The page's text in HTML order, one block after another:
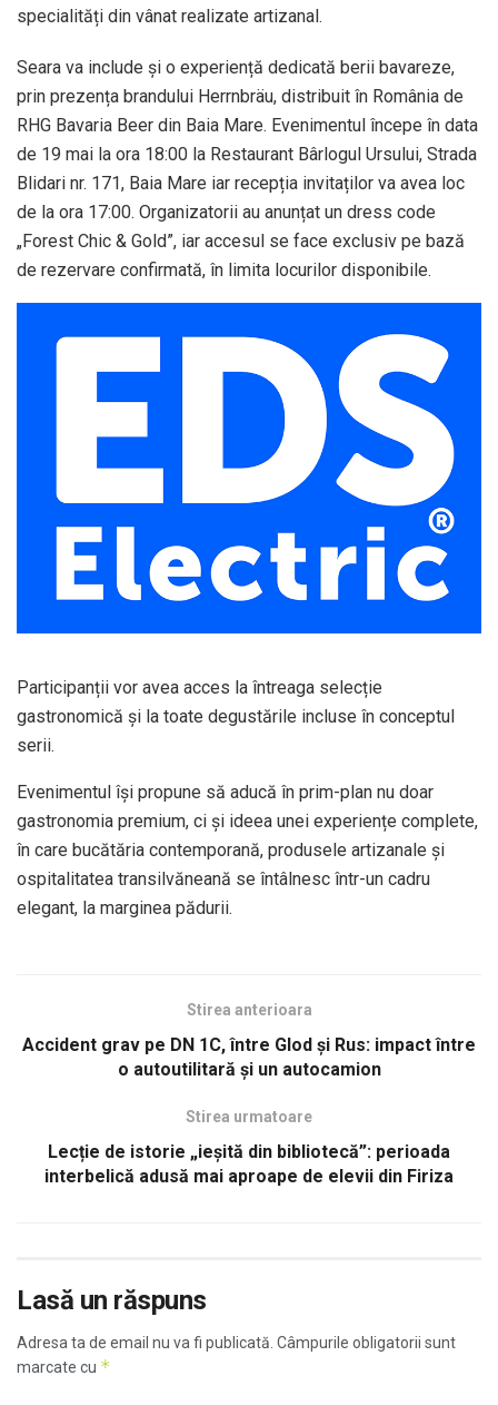
specialități din vânat realizate artizanal.
Seara va include și o experiență dedicată berii bavareze,
prin prezența brandului Herrnbräu, distribuit în România de
RHG Bavaria Beer din Baia Mare. Evenimentul începe în data
de 19 mai la ora 18:00 la Restaurant Bârlogul Ursului, Strada
Blidari nr. 171, Baia Mare iar recepția invitaților va avea loc
de la ora 17:00. Organizatorii au anunțat un dress code
„Forest Chic & Gold”, iar accesul se face exclusiv pe bază
de rezervare confirmată, în limita locurilor disponibile.
Participanții vor avea acces la întreaga selecție
gastronomică și la toate degustările incluse în conceptul
serii.
Evenimentul își propune să aducă în prim-plan nu doar
gastronomia premium, ci și ideea unei experiențe complete,
în care bucătăria contemporană, produsele artizanale și
ospitalitatea transilvăneană se întâlnesc într-un cadru
elegant, la marginea pădurii.
Stirea anterioara
Accident grav pe DN 1C, între Glod și Rus: impact între
o autoutilitară și un autocamion
Stirea urmatoare
Lecție de istorie „ieșită din bibliotecă”: perioada
interbelică adusă mai aproape de elevii din Firiza
Lasă un răspuns
Adresa ta de email nu va fi publicată. Câmpurile obligatorii sunt
marcate cu *